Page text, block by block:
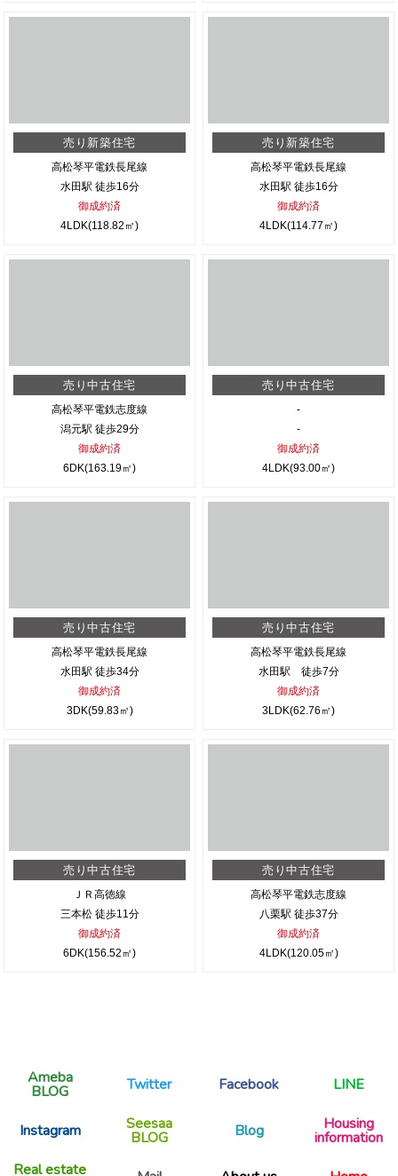
売り新築住宅
高松琴平電鉄長尾線
水田駅 徒歩16分
御成約済
4LDK(118.82㎡)
売り新築住宅
高松琴平電鉄長尾線
水田駅 徒歩16分
御成約済
4LDK(114.77㎡)
売り中古住宅
高松琴平電鉄志度線
潟元駅 徒歩29分
御成約済
6DK(163.19㎡)
売り中古住宅
-
-
御成約済
4LDK(93.00㎡)
売り中古住宅
高松琴平電鉄長尾線
水田駅 徒歩34分
御成約済
3DK(59.83㎡)
売り中古住宅
高松琴平電鉄長尾線
水田駅 徒歩7分
御成約済
3LDK(62.76㎡)
売り中古住宅
ＪＲ高徳線
三本松 徒歩11分
御成約済
6DK(156.52㎡)
売り中古住宅
高松琴平電鉄志度線
八栗駅 徒歩37分
御成約済
4LDK(120.05㎡)
Ameba
BLOG Twitter Facebook LINE
Instagram Seesaa
BLOG Blog Housing
information
Real estate